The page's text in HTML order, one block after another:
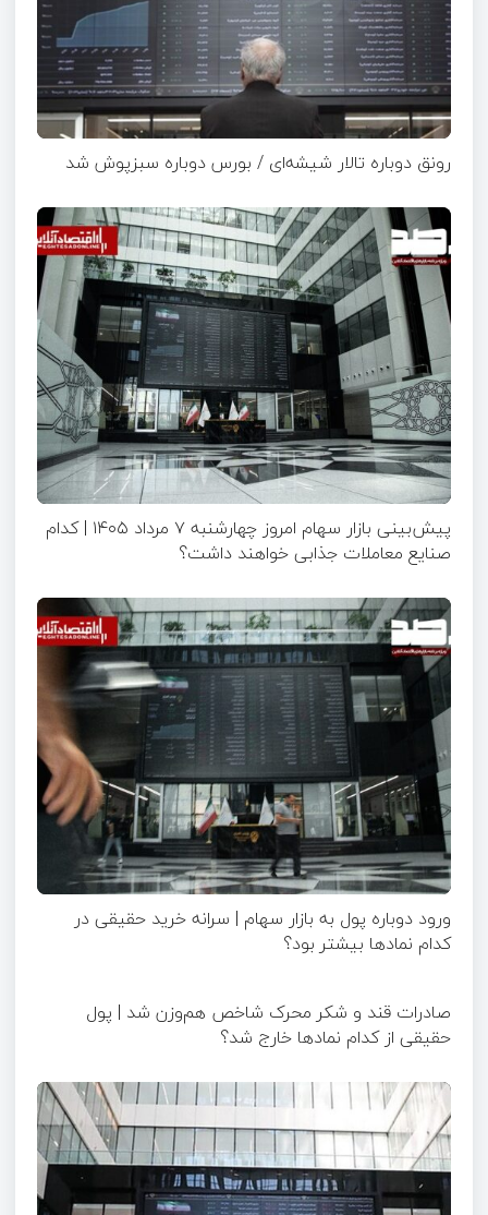
رونق دوباره تالار شیشه‌ای / بورس دوباره سبزپوش شد
پیش‌بینی بازار سهام امروز چهارشنبه ۷ مرداد ۱۴۰۵ | کدام
صنایع معاملات جذابی خواهند داشت؟
ورود دوباره پول به بازار سهام | سرانه خرید حقیقی در
کدام نماد‌ها بیشتر بود؟
صادرات قند و شکر محرک شاخص هم‌وزن شد | پول
حقیقی از کدام نماد‌ها خارج شد؟